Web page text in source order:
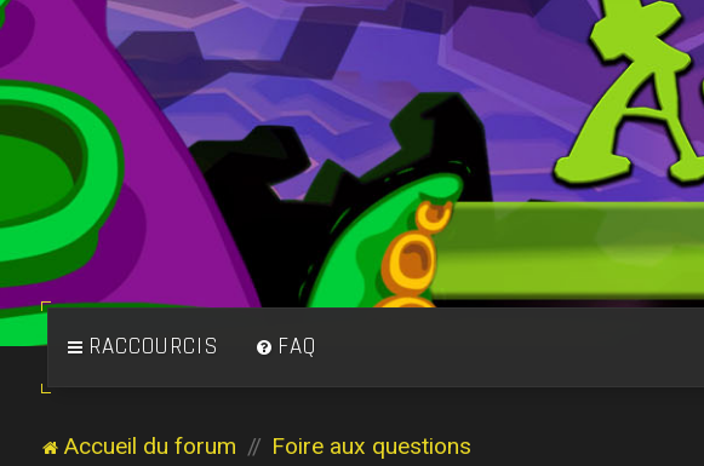
RACCOURCIS FAQ
Accueil du forum Foire aux questions